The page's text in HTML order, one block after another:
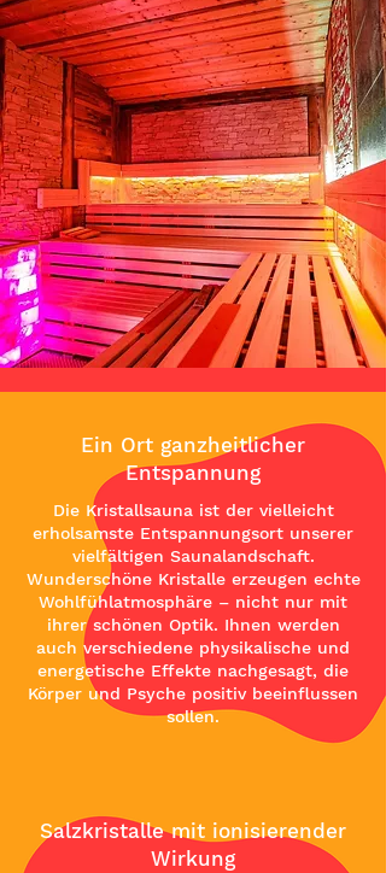
Ein Ort ganzheitlicher
Entspannung
Die Kristallsauna ist der vielleicht
erholsamste Entspannungsort unserer
vielfältigen Saunalandschaft.
Wunderschöne Kristalle erzeugen echte
Wohlfühlatmosphäre – nicht nur mit
ihrer schönen Optik. Ihnen werden
auch verschiedene physikalische und
energetische Effekte nachgesagt, die
Körper und Psyche positiv beeinflussen
sollen.
Salzkristalle mit ionisierender
Wirkung